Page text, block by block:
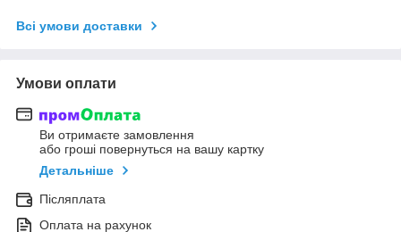
Всі умови доставки
Умови оплати
Ви отримаєте замовлення
або гроші повернуться на вашу картку
Детальніше
Післяплата
Оплата на рахунок